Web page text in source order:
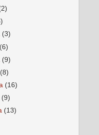
(3)
(6)
(9)
(8)
(16)
(9)
(13)